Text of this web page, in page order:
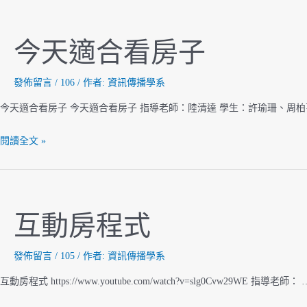
今天適合看房子
發佈留言 / 106 / 作者: 資訊傳播學系
今天適合看房子 今天適合看房子 指導老師：陸清達 學生：許瑜珊、
今
閱讀全文 »
互動房程式
發佈留言 / 105 / 作者: 資訊傳播學系
互動房程式 https://www.youtube.com/watch?v=slg0Cvw29WE 指導老師：